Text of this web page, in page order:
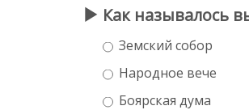
Как называлось
Земский собор
Народное вече
Боярская дума